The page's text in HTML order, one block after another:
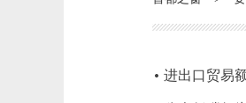
进出口贸易